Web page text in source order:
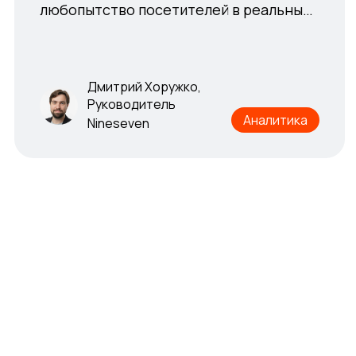
любопытство посетителей в реальные
Дмитрий Хоружко,
Руководитель
Nineseven
Аналитика
любопытство посетителей в реальные
Руководитель
Nineseven